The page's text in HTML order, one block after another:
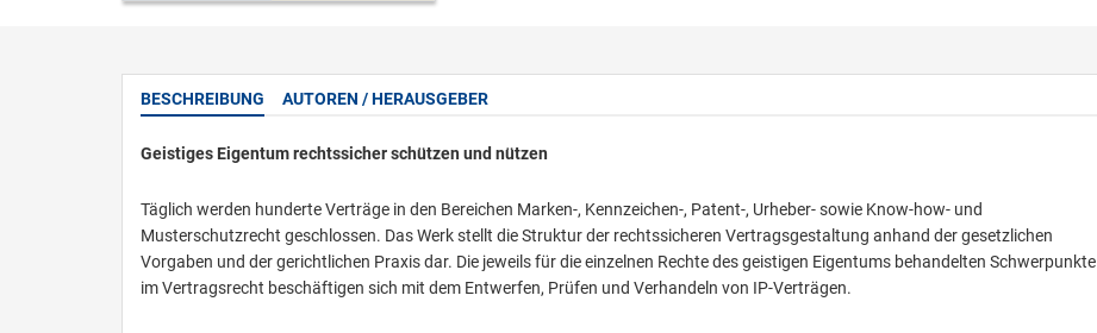
BESCHREIBUNG AUTOREN / HERAUSGEBER
Geistiges Eigentum rechtssicher schützen und nützen
Täglich werden hunderte Verträge in den Bereichen Marken-, Kennzeichen-, Patent-, Urheber- sowie Know-how- und
Musterschutzrecht geschlossen. Das Werk stellt die Struktur der rechtssicheren Vertragsgestaltung anhand der gesetzlichen
Vorgaben und der gerichtlichen Praxis dar. Die jeweils für die einzelnen Rechte des geistigen Eigentums behandelten Schwerpunkte
im Vertragsrecht beschäftigen sich mit dem Entwerfen, Prüfen und Verhandeln von IP-Verträgen.